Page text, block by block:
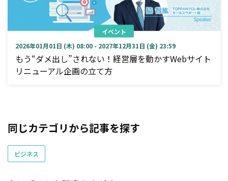
イベント
2026年01月01日 (木) 08:00 - 2027年12月31日 (金) 23:59
もう“ダメ出し”されない！経営層を動かすWebサイト
リニューアル企画の立て方
同じカテゴリから記事を探す
ビジネス